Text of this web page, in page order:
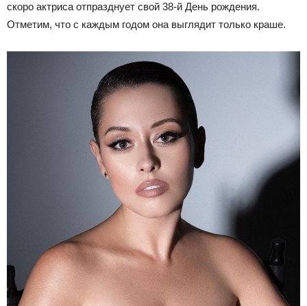
скоро актриса отпразднует свой 38-й День рождения.
Отметим, что с каждым годом она выглядит только краше.